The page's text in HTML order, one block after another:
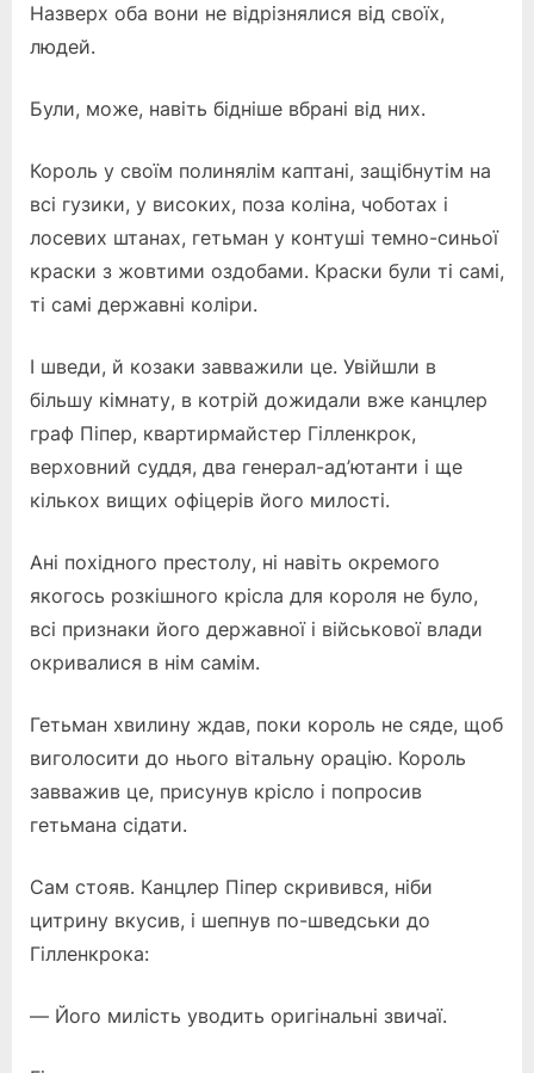
Назверх оба вони не відрізнялися від своїх,
людей.
Були, може, навіть бідніше вбрані від них.
Король у своїм полинялім каптані, защібнутім на
всі гузики, у високих, поза коліна, чоботах і
лосевих штанах, гетьман у контуші темно-синьої
краски з жовтими оздобами. Краски були ті самі,
ті самі державні коліри.
І шведи, й козаки завважили це. Увійшли в
більшу кімнату, в котрій дожидали вже канцлер
граф Піпер, квартирмайстер Гілленкрок,
верховний суддя, два генерал-ад’ютанти і ще
кількох вищих офіцерів його милості.
Ані похідного престолу, ні навіть окремого
якогось розкішного крісла для короля не було,
всі признаки його державної і військової влади
окривалися в нім самім.
Гетьман хвилину ждав, поки король не сяде, щоб
виголосити до нього вітальну орацію. Король
завважив це, присунув крісло і попросив
гетьмана сідати.
Сам стояв. Канцлер Піпер скривився, ніби
цитрину вкусив, і шепнув по-шведськи до
Гілленкрока:
— Його милість уводить оригінальні звичаї.